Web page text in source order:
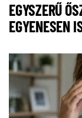
EGYSZERŰ
EGYENESEN